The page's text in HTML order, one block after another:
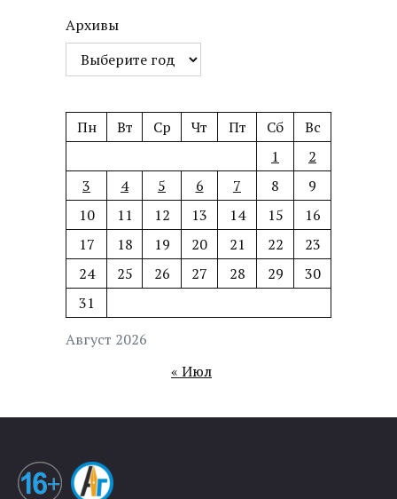
Архивы
Август 2026
Пн Вт Ср Чт Пт Сб
Вс
1
2
3
4 5 6 7 8
9
10
11 12 13 14 15
16
17
18 19 20 21 22
23
24
25 26 27 28 29
30
31
« Июл